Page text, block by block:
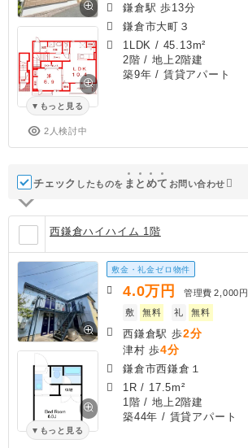
もっと見る
2人検討中
鎌倉駅 歩13分
鎌倉市大町３
1LDK / 45.13m²
2階 / 地上2階建
築9年 / 賃貸アパート
チェック したものを ま と めて お問い合わせ
西鎌倉ハイハイム 1階
もっと見る
敷金・礼金ゼロ物件
4.0万円 管理費 2,000円
敷
無料 礼 無料
西鎌倉駅 歩2分
津村 歩4分
鎌倉市西鎌倉１
1R / 17.5m²
1階 / 地上2階建
築44年 / 賃貸アパート